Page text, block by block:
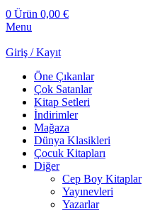
0 Ürün 0,00 €
Menu
Giriş / Kayıt
Öne Çıkanlar
Çok Satanlar
Kitap Setleri
İndirimler
Mağaza
Dünya Klasikleri
Çocuk Kitapları
Diğer
Cep Boy Kitaplar
Yayınevleri
Yazarlar